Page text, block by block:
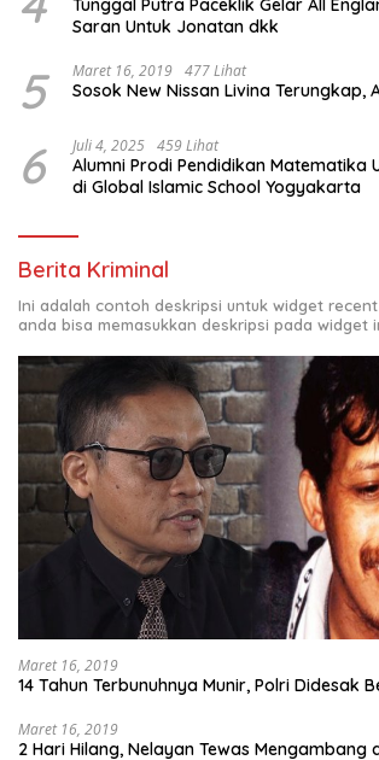
Tunggal Putra Paceklik Gelar All
Saran Untuk Jonatan dkk
5 Maret 16, 2019 477 Lihat
Sosok New Nissan Livina Terungkap,
6 Juli 4, 2025 459 Lihat
Alumni Prodi Pendidikan Matematika
di Global Islamic School Yogyakarta
Berita Kriminal
Ini adalah contoh deskripsi untuk widget
anda bisa memasukkan deskripsi pada widget
Maret 16, 2019
14 Tahun Terbunuhnya Munir, Polri Didesak
Maret 16, 2019
2 Hari Hilang, Nelayan Tewas Mengambang